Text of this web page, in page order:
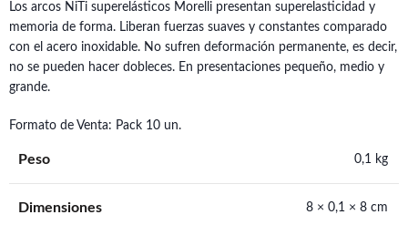
Los arcos NiTi superelásticos Morelli presentan superelasticidad y
memoria de forma. Liberan fuerzas suaves y constantes comparado
con el acero inoxidable. No sufren deformación permanente, es decir,
no se pueden hacer dobleces. En presentaciones pequeño, medio y
grande.
Formato de Venta: Pack 10 un.
Peso 0,1 kg
Dimensiones 8 × 0,1 × 8 cm